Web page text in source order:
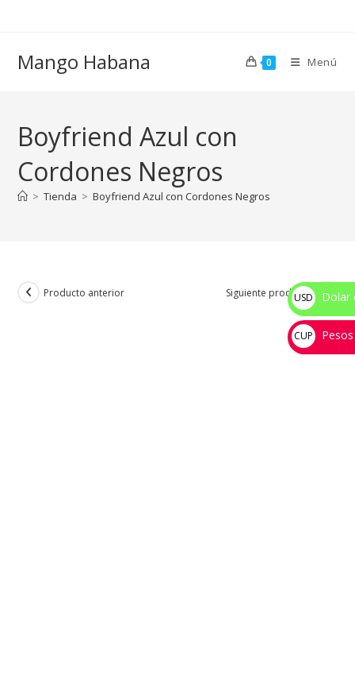
Mango Habana 0 Menú
Boyfriend Azul con
Cordones Negros
> Tienda > Boyfriend Azul con Cordones Negros
Producto anterior Siguiente producto
USD
$
Dolar
CUP
💰
Pesos